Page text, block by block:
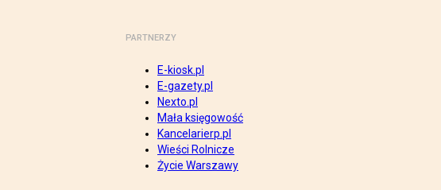
PARTNERZY
E-kiosk.pl
E-gazety.pl
Nexto.pl
Mała księgowość
Kancelarierp.pl
Wieści Rolnicze
Życie Warszawy